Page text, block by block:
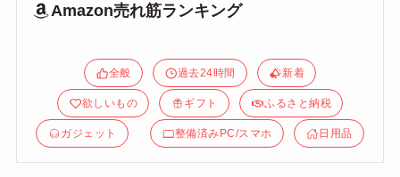
Amazon売れ筋ランキング
全般 過去24時間 新着
欲しいもの ギフト ふるさと納税
ガジェット 整備済みPC/スマホ 日用品